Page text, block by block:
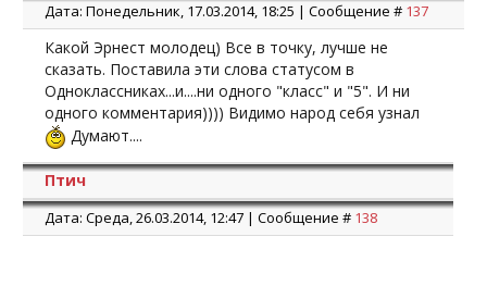
Дата: Понедельник, 17.03.2014, 18:25 | Сообщение # 137
Какой Эрнест молодец) Все в точку, лучше не
сказать. Поставила эти слова статусом в
Одноклассниках...и....ни одного "класс" и "5". И ни
одного комментария)))) Видимо народ себя узнал
Думают....
Птич
Дата: Среда, 26.03.2014, 12:47 | Сообщение # 138